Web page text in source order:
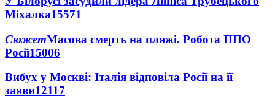
Міхалка15571
СюжетМасова смерть на пляжі. Робота ППО
Росії15006
Вибух у Москві: Італія відповіла Росії на її
заяви12117